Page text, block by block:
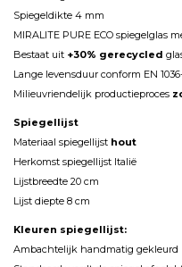
Spiegeldikte 4 mm
MIRALITE PURE ECO spiegelglas
Bestaat uit +30% gerecycled
Lange levensduur conform EN
Milieuvriendelijk productieproces
Spiegellijst
Materiaal spiegellijst hout
Herkomst spiegellijst Italië
Lijstbreedte 20 cm
Lijst diepte 8 cm
Kleuren spiegellijst:
Ambachtelijk handmatig gekleurd